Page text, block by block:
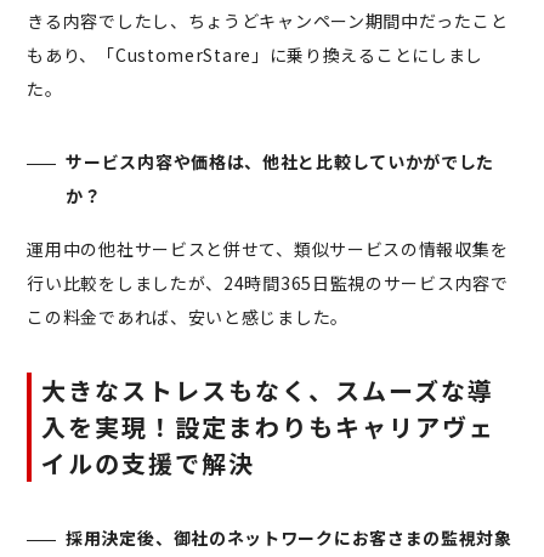
きる内容でしたし、ちょうどキャンペーン期間中だったこと
もあり、「CustomerStare」に乗り換えることにしまし
た。
サービス内容や価格は、他社と比較していかがでした
か？
運用中の他社サービスと併せて、類似サービスの情報収集を
行い比較をしましたが、24時間365日監視のサービス内容で
この料金であれば、安いと感じました。
大きなストレスもなく、スムーズな導
入を実現！設定まわりもキャリアヴェ
イルの支援で解決
採用決定後、御社のネットワークにお客さまの監視対象